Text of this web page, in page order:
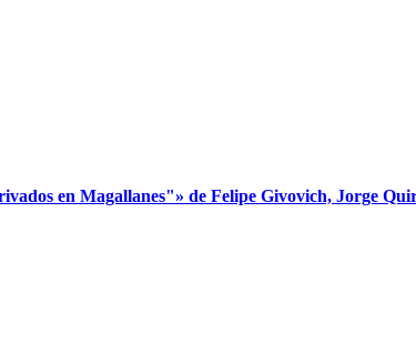
en Magallanes"» de Felipe Givovich, Jorge